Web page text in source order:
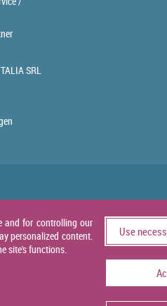
SRL
and for controlling our
personalized content.
site's functions.
Use